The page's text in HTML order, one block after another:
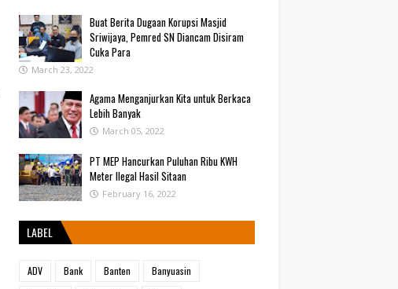
Buat Berita Dugaan Korupsi Masjid
Sriwijaya, Pemred SN Diancam Disiram
Cuka Para
March 23, 2022
Agama Menganjurkan Kita untuk Berkaca
Lebih Banyak
March 05, 2022
PT MEP Hancurkan Puluhan Ribu KWH
Meter Ilegal Hasil Sitaan
February 16, 2022
LABEL
ADV Bank Banten
Banyuasin